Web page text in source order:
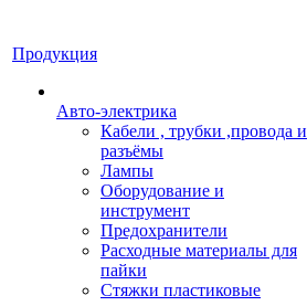
Продукция
Авто-электрика
Кабели , трубки ,провода и
разъёмы
Лампы
Оборудование и
инструмент
Предохранители
Расходные материалы для
пайки
Стяжки пластиковые